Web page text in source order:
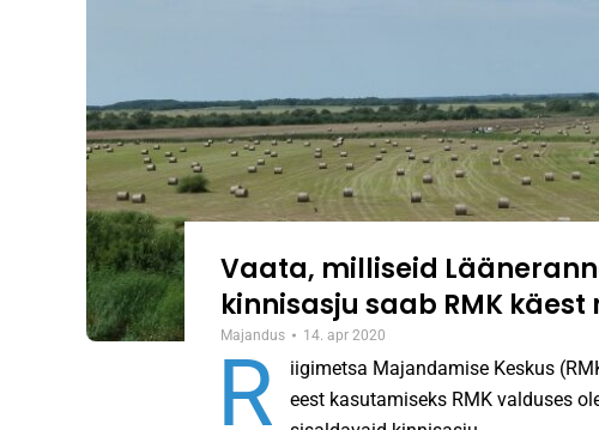
Vaata, milliseid
kinnisasju saab RMK
Majandus 14. apr 2020
R
iigimetsa Majandamise Keskus
eest kasutamiseks RMK valduses